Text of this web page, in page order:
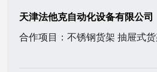
天津法他克自动化设备有限公司
合作项目：不锈钢货架 抽屉式